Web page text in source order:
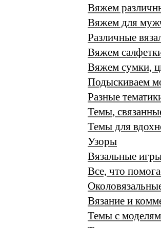
Вяжем
Вяжем для
Различные
Вяжем
Вяжем сумки,
Подыскиваем
Разные
Темы,
Темы для
Узоры
Вязальные
Все, что
Вязание и
Темы с